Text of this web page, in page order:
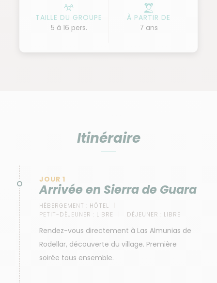
TAILLE DU GROUPE
5 à 16 pers.
À PARTIR DE
7 ans
Itinéraire
JOUR 1
Arrivée en Sierra de Guara
HÉBERGEMENT : HÔTEL
PETIT-DÉJEUNER : LIBRE DÉJEUNER : LIBRE
Rendez-vous directement à Las Almunias de
Rodellar, découverte du village. Première
soirée tous ensemble.